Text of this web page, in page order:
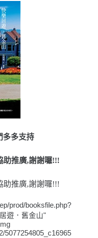
多多支持
助推廣,謝謝囉!!!
助推廣,謝謝囉!!!
prod/booksfile.php?
遊．舊金山"
5077254805_c16965